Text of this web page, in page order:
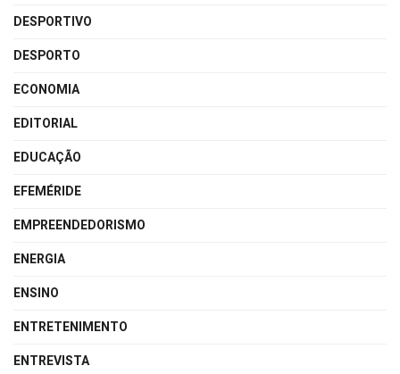
DESPORTIVO
DESPORTO
ECONOMIA
EDITORIAL
EDUCAÇÃO
EFEMÉRIDE
EMPREENDEDORISMO
ENERGIA
ENSINO
ENTRETENIMENTO
ENTREVISTA